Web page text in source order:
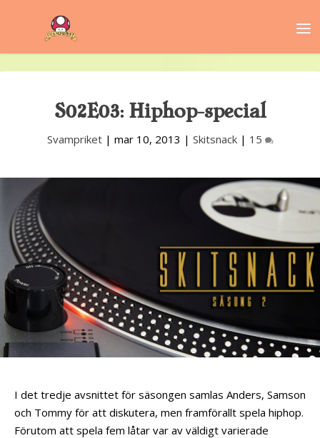
S02E03: Hiphop-special
Svampriket| mar 10, 2013 | Skitsnack| 15
I det tredje avsnittet för säsongen samlas Anders, Samson
och Tommy för att diskutera, men framförallt spela hiphop.
Förutom att spela fem låtar var av väldigt varierade